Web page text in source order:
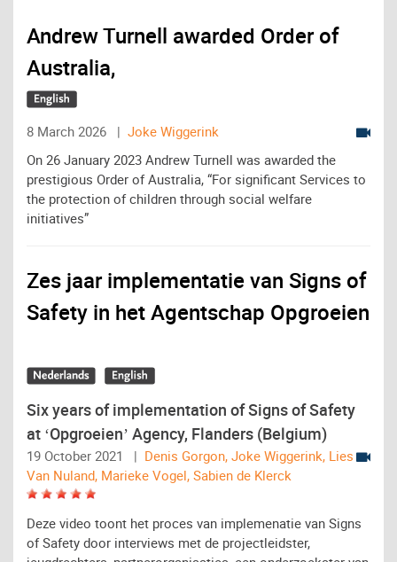
Andrew Turnell awarded Order of
Australia,
8 March 2026 | Joke Wiggerink
On 26 January 2023 Andrew Turnell was awarded the
prestigious Order of Australia, “For significant Services to
the protection of children through social welfare
initiatives”
Zes jaar implementatie van Signs of
Safety in het Agentschap Opgroeien
Six years of implementation of Signs of Safety
at ‘Opgroeien’ Agency, Flanders (Belgium)
19 October 2021 | Denis Gorgon, Joke Wiggerink, Lies
Van Nuland, Marieke Vogel, Sabien de Klerck
Deze video toont het proces van implemenatie van Signs
of Safety door interviews met de projectleidster,